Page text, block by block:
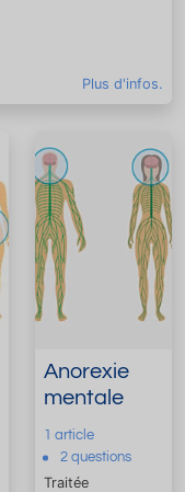
Plus d'infos.
Anorexie
mentale
1 article
2 questions
Traitée